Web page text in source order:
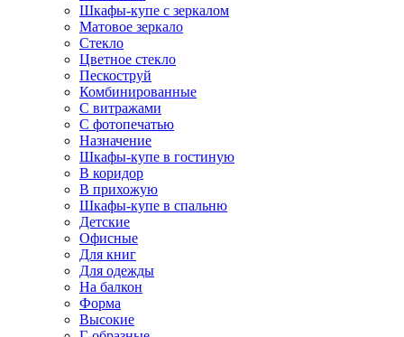
Шкафы-купе с зеркалом
Матовое зеркало
Стекло
Цветное стекло
Пескоструй
Комбинированные
С витражами
С фотопечатью
Назначение
Шкафы-купе в гостиную
В коридор
В прихожую
Шкафы-купе в спальню
Детские
Офисные
Для книг
Для одежды
На балкон
Форма
Высокие